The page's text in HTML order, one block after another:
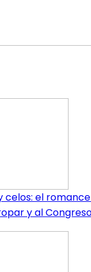
celos: el
y al